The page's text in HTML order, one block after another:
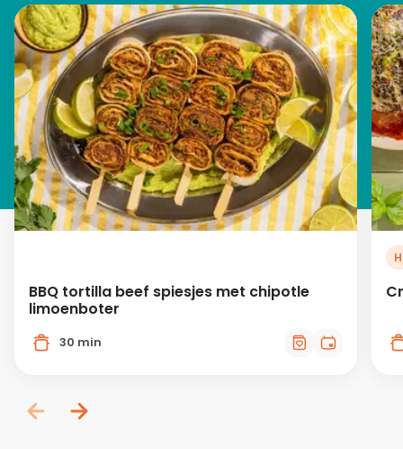
BBQ tortilla beef spiesjes met chipotle
limoenboter
30 min